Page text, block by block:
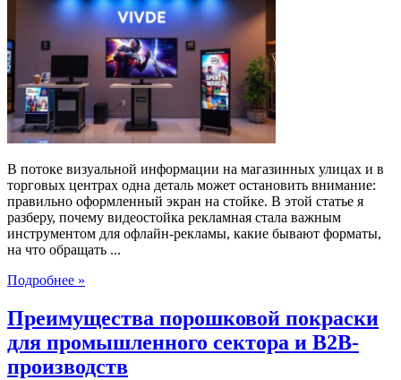
Как
привлечь
взгляд
покупателя:
всё
о
видеостойке
рекламной
В потоке визуальной информации на магазинных улицах и в
торговых центрах одна деталь может остановить внимание:
правильно оформленный экран на стойке. В этой статье я
разберу, почему видеостойка рекламная стала важным
инструментом для офлайн-рекламы, какие бывают форматы,
на что обращать ...
Подробнее »
Преимущества порошковой покраски
для промышленного сектора и B2B-
производств